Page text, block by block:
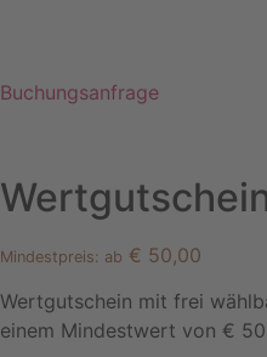
Buchungsanfrage
Mindestpreis: ab € 50,00
Wertgutschein mit frei
einem Mindestwert von €